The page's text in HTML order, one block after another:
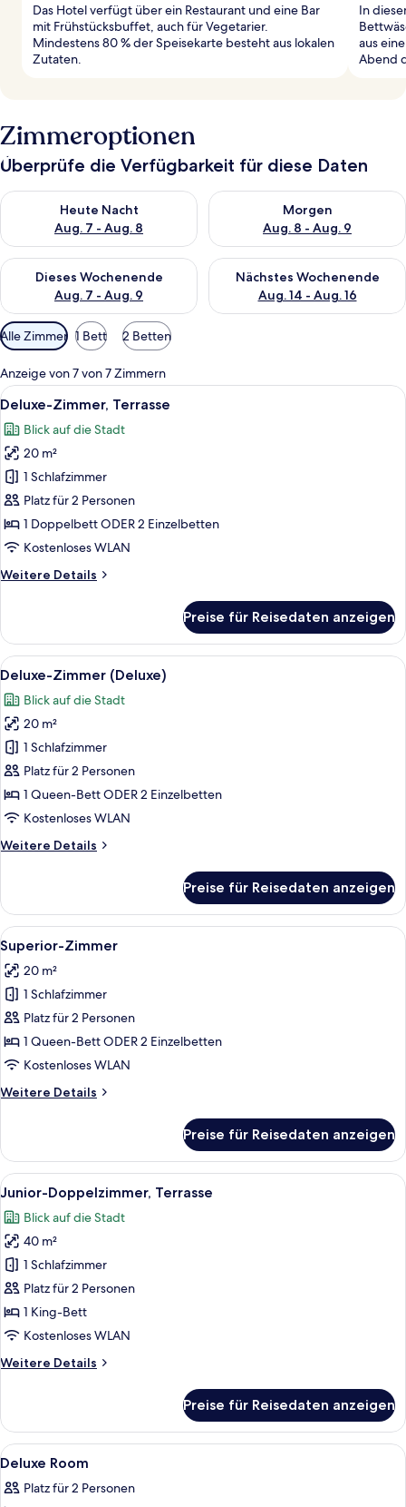
Das Hotel verfügt über ein Restaurant und eine Bar
mit Frühstücksbuffet, auch für Vegetarier.
Mindestens 80 % der Speisekarte besteht aus lokalen
Zutaten.
In
aus
Abend
Zimmeroptionen
Überprüfe die Verfügbarkeit für diese Daten
Heute Nacht
Aug. 7 - Aug. 8
Überprüfe die Verfügbarkeit für heute Nacht, Aug. 7 - Aug. 8.
Morgen
Aug. 8 - Aug. 9
Überprüfe die Verfügbarkeit
Dieses Wochenende
Aug. 7 - Aug. 9
Überprüfe die Verfügbarkeit für dieses Wochenende, Aug. 7
Nächstes Wochenende
Aug. 14 - Aug. 16
Überprüfe die Verfügbarkeit
Verfügbare
Filter
für
Zimmer
Alle Zimmer 1 Bett 2 Betten
Anzeige von 7 von 7 Zimmern
Alle
Fotos
für
Deluxe-
Zimmer,
Terrasse
anzeigen
Ein Hotelzimmer mit einem großen
6
Deluxe-Zimmer, Terrasse
Blick auf die Stadt
20 m²
1 Schlafzimmer
Platz für 2 Personen
1 Doppelbett ODER 2 Einzelbetten
Kostenloses WLAN
Weitere Details
Weitere
Zimmer,
Terrasse
Preise für Reisedaten anzeigen
Alle
Fotos
für
Deluxe-
Zimmer
(Deluxe)
anzeigen
Ein Hotelzimmer mit einem großen
7
Deluxe-Zimmer (Deluxe)
Blick auf die Stadt
20 m²
1 Schlafzimmer
Platz für 2 Personen
1 Queen-Bett ODER 2 Einzelbetten
Kostenloses WLAN
Weitere Details
Weitere
Zimmer
(Deluxe)
Preise für Reisedaten anzeigen
Alle
Fotos
für
Superior-
Zimmer
anzeigen
Ein modernes Hotelzimmer mit
9
Superior-Zimmer
20 m²
1 Schlafzimmer
Platz für 2 Personen
1 Queen-Bett ODER 2 Einzelbetten
Kostenloses WLAN
Weitere Details
Weitere
Zimmer
Preise für Reisedaten anzeigen
Alle
Fotos
für
Junior-
Doppelzimmer,
Terrasse
anzeigen
Ein modernes Hotelzimmer mit Bett,
4
Junior-Doppelzimmer, Terrasse
Blick auf die Stadt
40 m²
1 Schlafzimmer
Platz für 2 Personen
1 King-Bett
Kostenloses WLAN
Weitere Details
Weitere
Doppelzimmer,
Terrasse
Preise für Reisedaten anzeigen
Alle
Fotos
für
Allergikerbettwaren,
9
Deluxe Room
Platz für 2 Personen